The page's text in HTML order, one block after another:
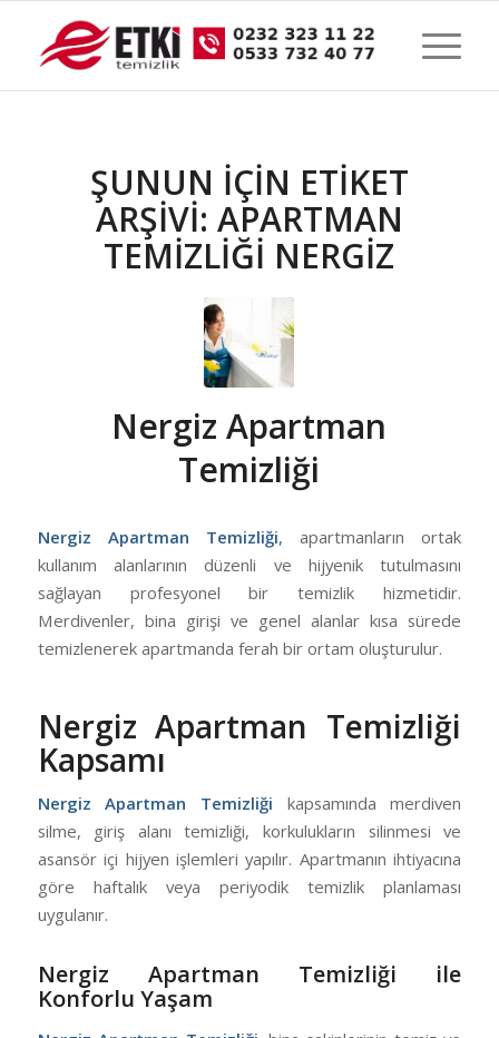
ŞUNUN IÇIN ETIKET
ARŞIVI: APARTMAN
TEMİZLİĞİ NERGİZ
Nergiz Apartman
Temizliği
Nergiz Apartman Temizliği, apartmanların ortak
kullanım alanlarının düzenli ve hijyenik tutulmasını
sağlayan profesyonel bir temizlik hizmetidir.
Merdivenler, bina girişi ve genel alanlar kısa sürede
temizlenerek apartmanda ferah bir ortam oluşturulur.
Nergiz Apartman Temizliği
Kapsamı
Nergiz Apartman Temizliği kapsamında merdiven
silme, giriş alanı temizliği, korkulukların silinmesi ve
asansör içi hijyen işlemleri yapılır. Apartmanın ihtiyacına
göre haftalık veya periyodik temizlik planlaması
uygulanır.
Nergiz Apartman Temizliği ile
Konforlu Yaşam